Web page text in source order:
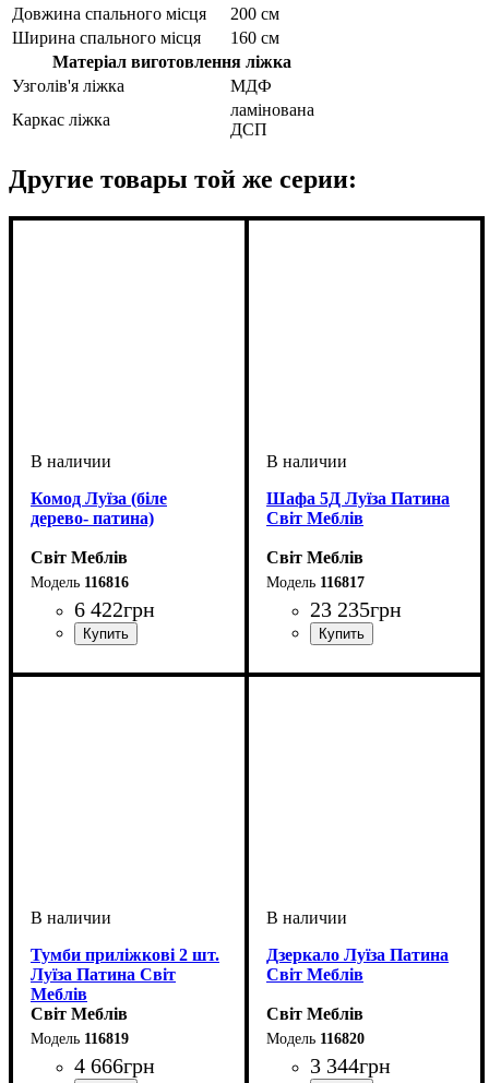
Довжина спального місця
200 см
Ширина спального місця
160 см
Матеріал виготовлення ліжка
Узголів'я ліжка
МДФ
Каркас ліжка
ламінована
ДСП
Другие товары той же серии:
Комод Луїза (біле
дерево- патина)
Світ Меблів
116816
6 422грн
Шафа 5Д Луїза Патина
Світ Меблів
Світ Меблів
116817
23 235грн
Тумби приліжкові 2 шт.
Луїза Патина Світ
Меблів
Світ Меблів
116819
4 666грн
Дзеркало Луїза Патина
Світ Меблів
Світ Меблів
116820
3 344грн